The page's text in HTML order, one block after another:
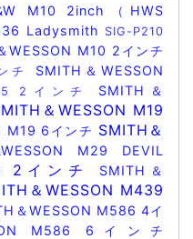
M10 2inch（HWS
Ladysmith SIG-P210
WESSON M10 2インチ
チ SMITH＆WESSON
2インチ SMITH＆
＆WESSON M19
M19 6インチ SMITH＆
M29 DEVIL
2インチ
SMITH＆
＆WESSON M439
＆WESSON M586 4イ
M586 6インチ